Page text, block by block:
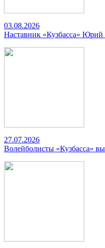
03.08.2026
Наставник «Кузбасса» Юрий
27.07.2026
Волейболисты «Кузбасса»